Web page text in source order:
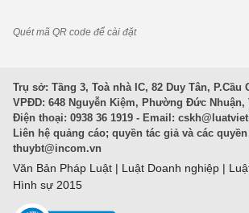
Quét mã QR code để cài đặt
Trụ sở: Tầng 3, Toà nhà IC, 82 Duy Tân, P.Cầu
VPĐD: 648 Nguyễn Kiệm, Phường Đức Nhuận,
Điện thoại: 0938 36 1919 - Email:
Liên hệ quảng cáo; quyền tác giả và các
thuybt@incom.vn
Văn Bản Pháp Luật | Luật Doanh nghiệp |
Hình sự 2015